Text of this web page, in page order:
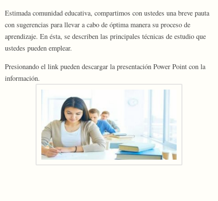
Estimada comunidad educativa, compartimos con ustedes una breve pauta
con sugerencias para llevar a cabo de óptima manera su proceso de
aprendizaje. En ésta, se describen las principales técnicas de estudio que
ustedes pueden emplear.
Presionando el link pueden descargar la presentación Power Point con la
información.